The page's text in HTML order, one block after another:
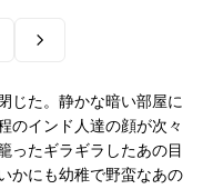
じた。静かな暗い部屋に
のインド人達の顔が次々
ったギラギラしたあの目
かにも幼稚で野蛮なあの